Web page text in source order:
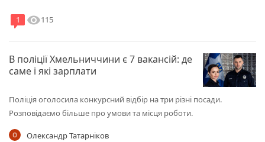
1
visibility115
В поліції Хмельниччини є 7 вакансій: де
саме і які зарплати
Поліція оголосила конкурсний відбір на три різні посади.
Розповідаємо більше про умови та місця роботи.
Олександр Татарніков